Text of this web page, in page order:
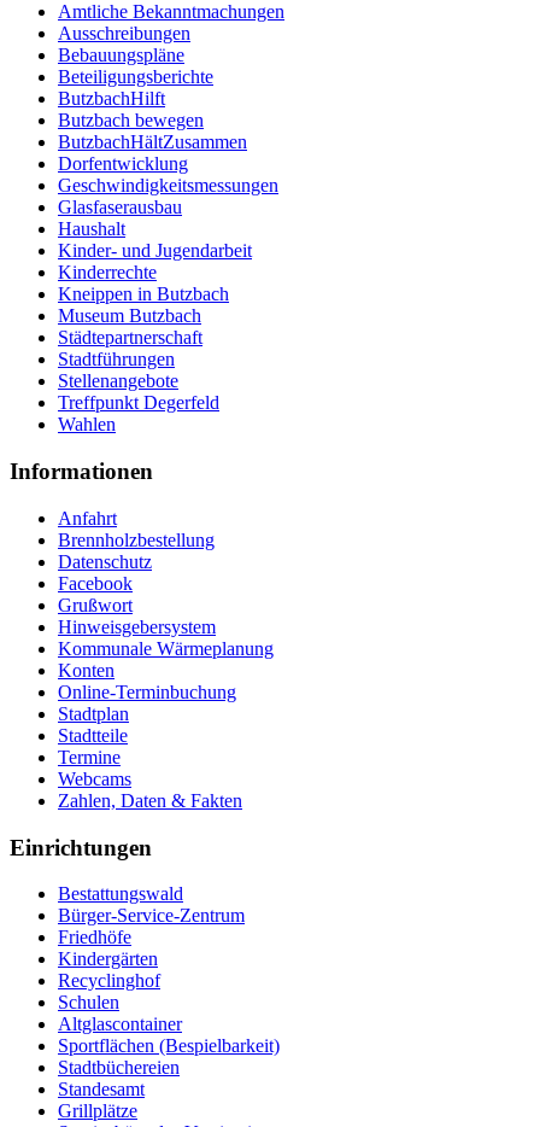
Amtliche Bekanntmachungen
Ausschreibungen
Bebauungspläne
Beteiligungsberichte
ButzbachHilft
Butzbach bewegen
ButzbachHältZusammen
Dorfentwicklung
Geschwindigkeitsmessungen
Glasfaserausbau
Haushalt
Kinder- und Jugendarbeit
Kinderrechte
Kneippen in Butzbach
Museum Butzbach
Städtepartnerschaft
Stadtführungen
Stellenangebote
Treffpunkt Degerfeld
Wahlen
Informationen
Anfahrt
Brennholzbestellung
Datenschutz
Facebook
Grußwort
Hinweisgebersystem
Kommunale Wärmeplanung
Konten
Online-Terminbuchung
Stadtplan
Stadtteile
Termine
Webcams
Zahlen, Daten & Fakten
Einrichtungen
Bestattungswald
Bürger-Service-Zentrum
Friedhöfe
Kindergärten
Recyclinghof
Schulen
Altglascontainer
Sportflächen (Bespielbarkeit)
Stadtbüchereien
Standesamt
Grillplätze